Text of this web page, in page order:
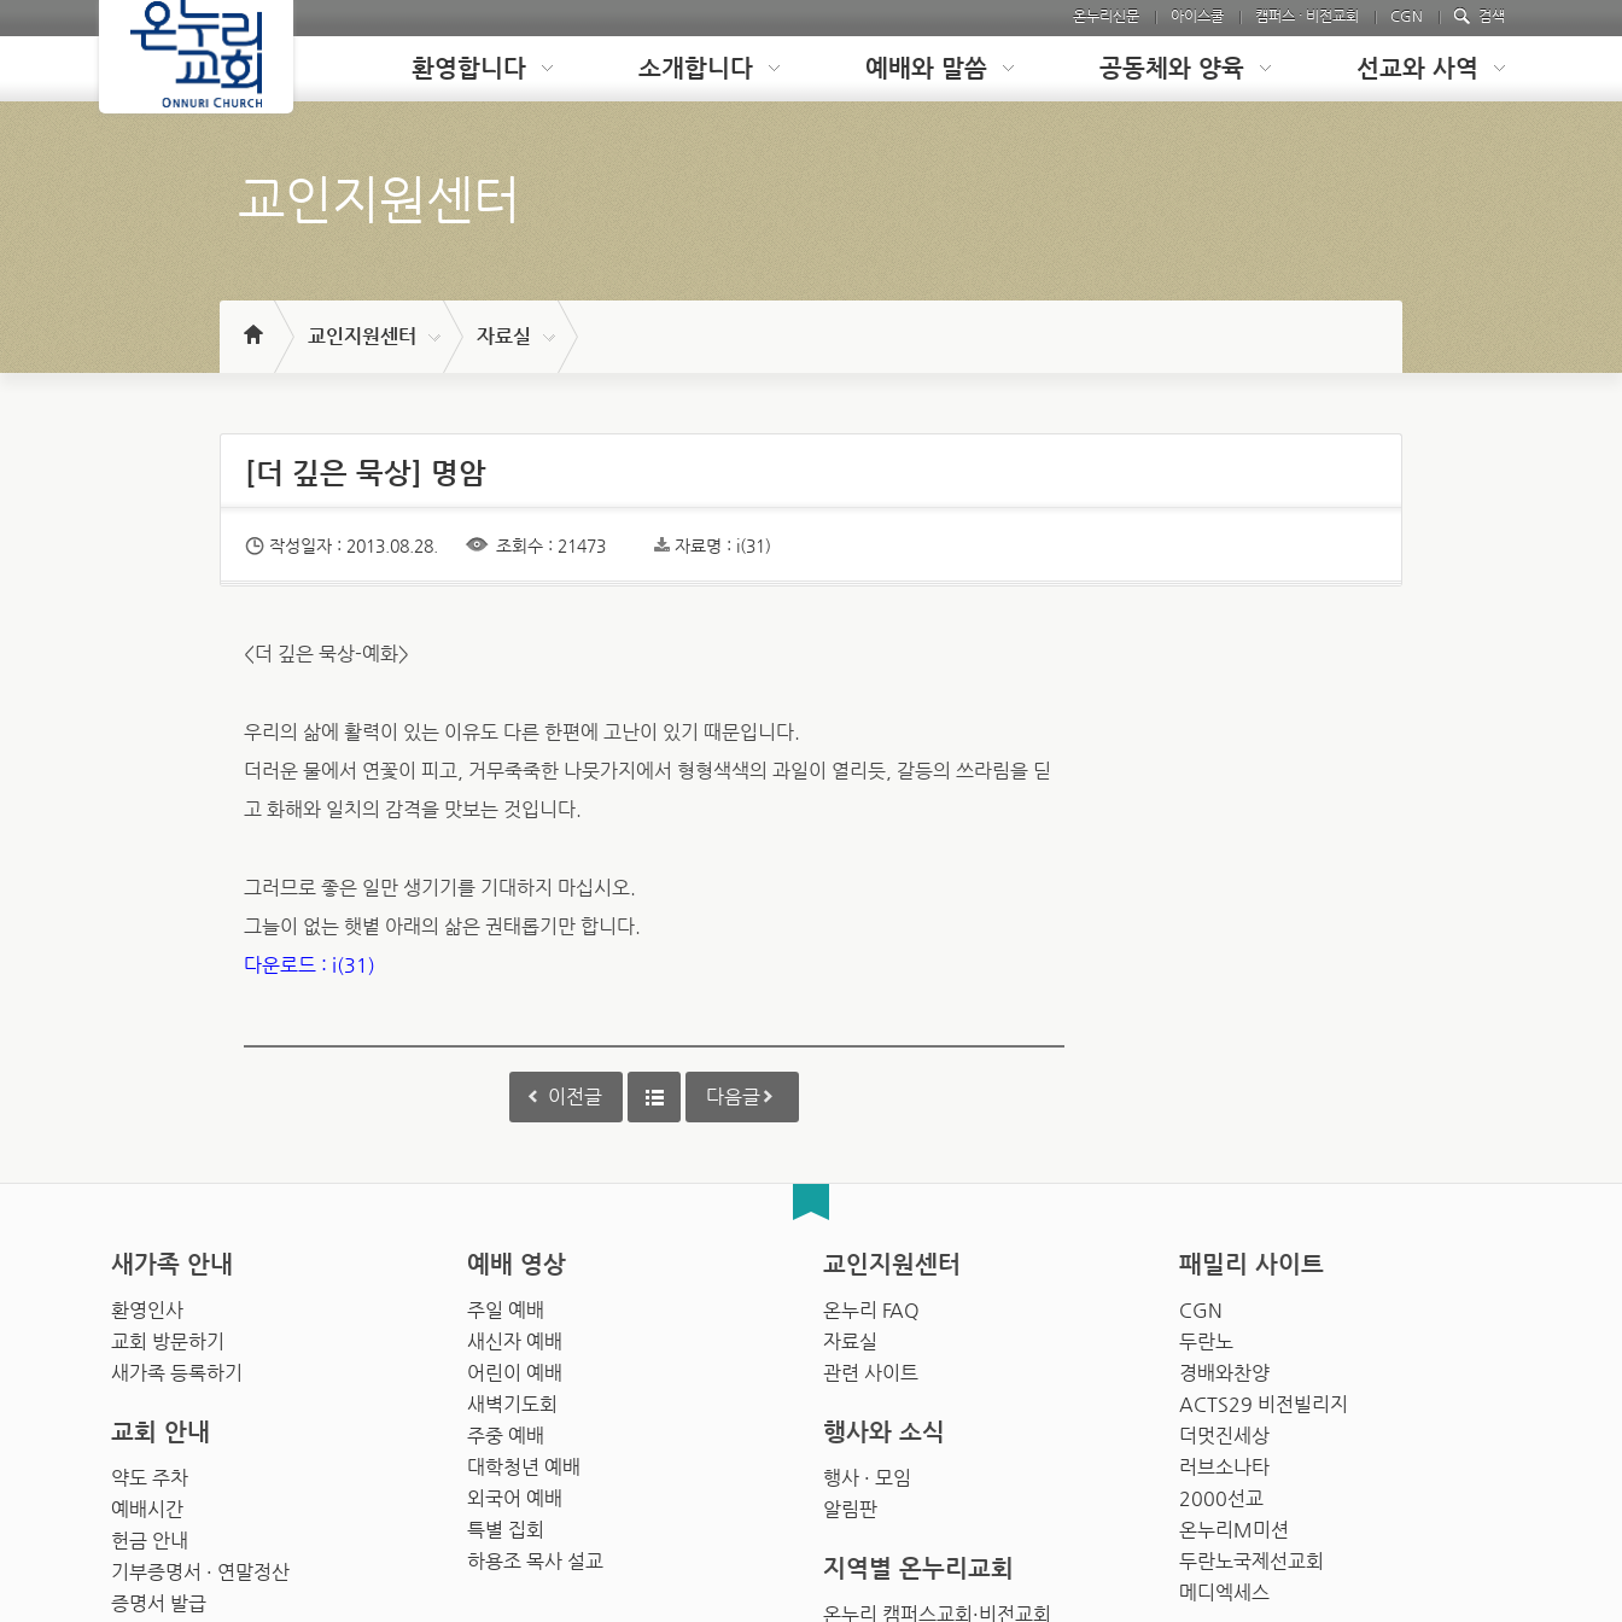
온누리신문 아이스쿨 캠퍼스 · 비전교회 CGN 검색
Loading 환영합니다 소개합니다 예배와 말씀 공동체와 양육 선교와 사역
교인지원센터
교인지원센터 자료실
[더 깊은 묵상] 명암
작성일자 : 2013.08.28. 조회수 : 21473 자료명 : i(31)
<더 깊은 묵상-예화>
우리의 삶에 활력이 있는 이유도 다른 한편에 고난이 있기 때문입니다.
더러운 물에서 연꽃이 피고, 거무죽죽한 나뭇가지에서 형형색색의 과일이 열리듯, 갈등의 쓰라림을 딛
고 화해와 일치의 감격을 맛보는 것입니다.
그러므로 좋은 일만 생기기를 기대하지 마십시오.
그늘이 없는 햇볕 아래의 삶은 권태롭기만 합니다.
다운로드 : i(31)
이전글 다음글
새가족 안내
환영인사
교회 방문하기
새가족 등록하기
예배 영상
주일 예배
새신자 예배
어린이 예배
새벽기도회
주중 예배
대학청년 예배
외국어 예배
특별 집회
하용조 목사 설교
교인지원센터
온누리 FAQ
자료실
관련 사이트
패밀리 사이트
CGN
두란노
경배와찬양
ACTS29 비전빌리지
더멋진세상
러브소나타
2000선교
온누리M미션
두란노국제선교회
메디엑세스
교회 안내
약도 주차
예배시간
헌금 안내
기부증명서 · 연말정산
증명서 발급
행사와 소식
행사 · 모임
알림판
지역별 온누리교회
온누리 캠퍼스교회·비전교회